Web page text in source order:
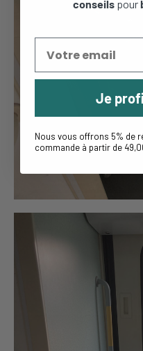
conseils pour
Je
Nous vous offrons 5% de
commande à partir de